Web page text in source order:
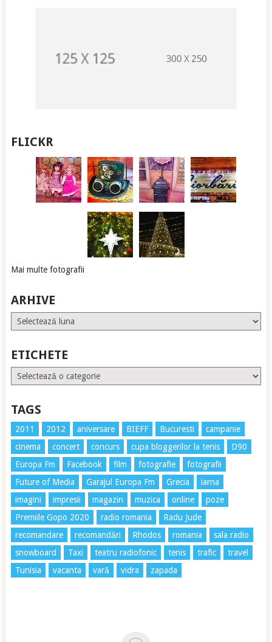
FLICKR
Mai multe fotografii
ARHIVE
Arhive
ETICHETE
Etichete
TAGS
2011 2012 aniversare BIEFF Bucuresti
campanie
cinema
concert concurs cupa bloggerilor la tenis
D90
Europa Fm
Facebook film fotografie
fotografii
Future of Media
Garajul Europa Fm Grecia
iarna
imagini
impresii magazin muzica online
poze
Premiile Gopo 2020
radio romania
Radu Jude
recomandare
recomandări Rhodos romania
sala radio
snowboard
Taxi teatru radiofonic tenis trafic
travel
Tunisia
vacanta vară vidra zapada